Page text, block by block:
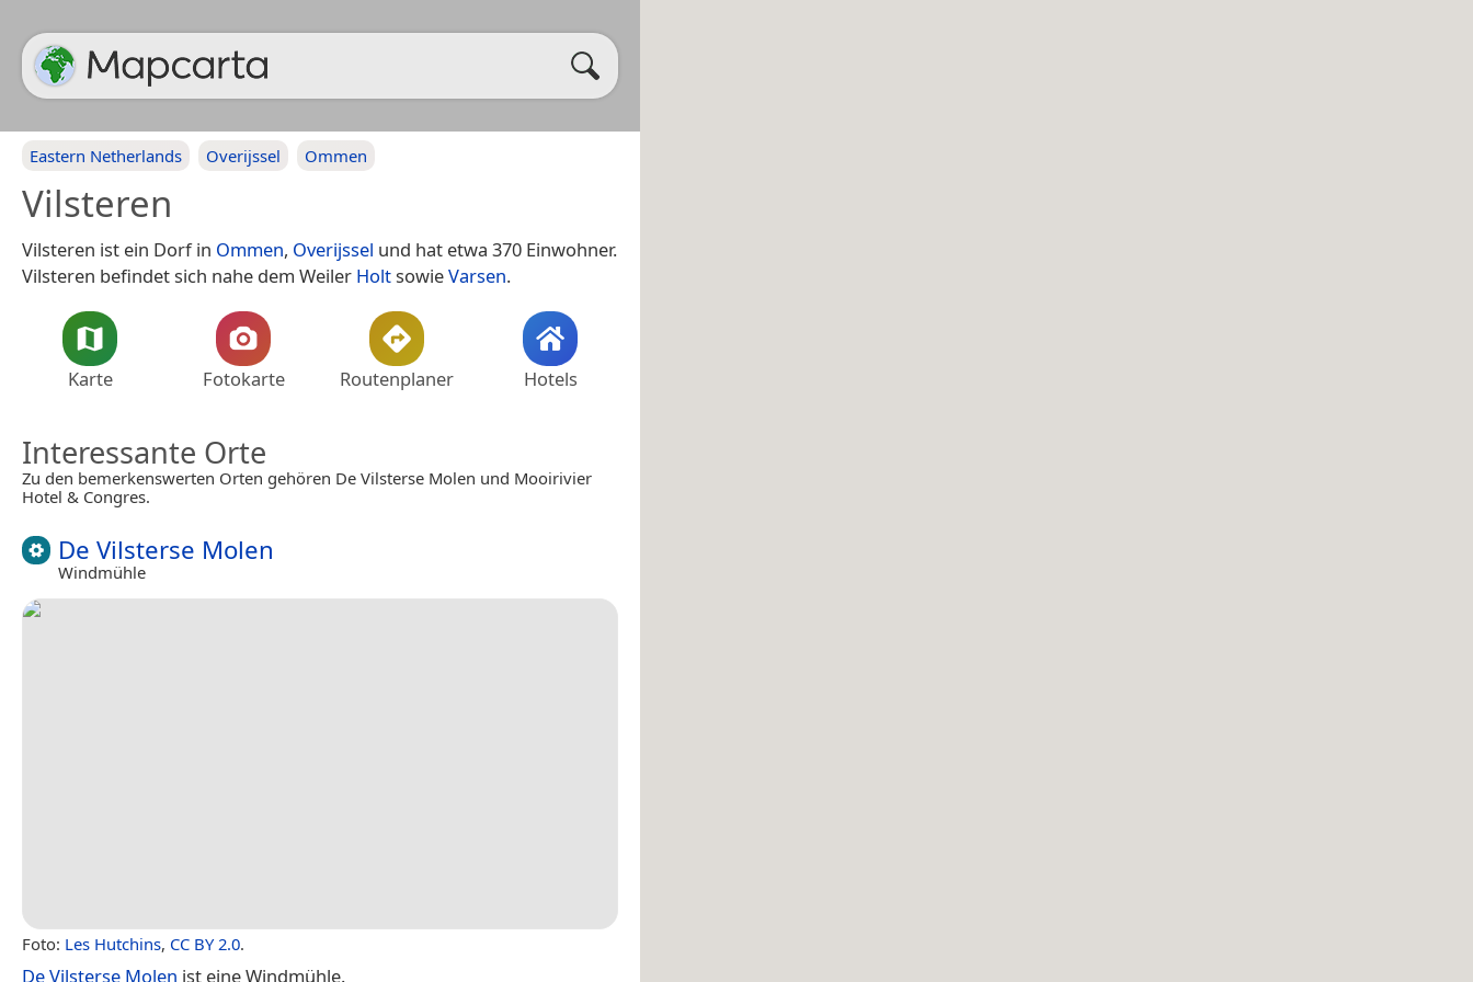
Eastern Netherlands Overijssel Ommen
Vilsteren
Vilsteren ist ein Dorf in Ommen, Overijssel und hat etwa 370 Einwohner.
Vilsteren befindet sich nahe dem Weiler HoltsowieVarsen.
Karte Fotokarte Routenplaner Hotels
Interessante Orte
Zu den bemerkenswerten Orten gehören De Vilsterse Molen und Mooirivier
Hotel & Congres.
De Vilsterse Molen
Windmühle
Foto: Les Hutchins, CC BY 2.0.
De Vilsterse Molen ist eine Windmühle.